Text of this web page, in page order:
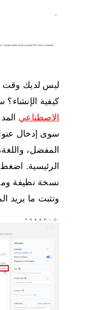
ليس لديك وقت
كيفية
الاصطناعي
سوى إدخال
المفضل،
الرئيسية.
نسخة نظيفة
وتثبت ما يريد